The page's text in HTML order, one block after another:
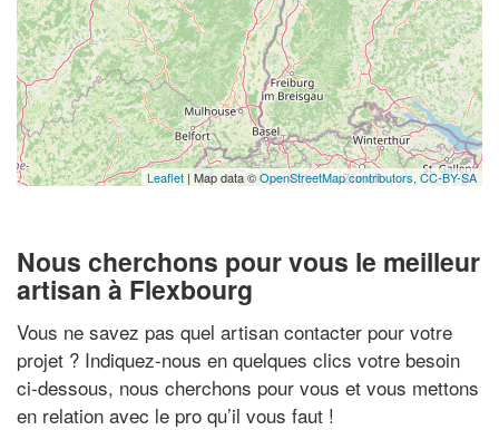
Leaflet | Map data ©OpenStreetMap contributors, CC-BY-SA
Nous cherchons pour vous le meilleur
artisan à Flexbourg
Vous ne savez pas quel artisan contacter pour votre
projet ? Indiquez-nous en quelques clics votre besoin
ci-dessous, nous cherchons pour vous et vous mettons
en relation avec le pro qu’il vous faut !